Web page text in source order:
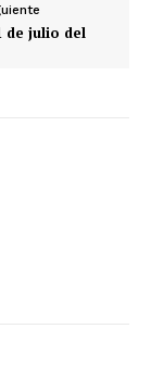
de julio del